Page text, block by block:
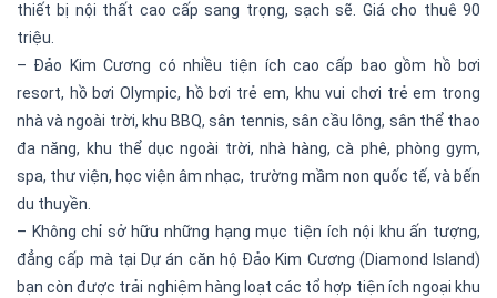
thiết bị nội thất cao cấp sang trọng, sạch sẽ. Giá cho thuê 90
triệu.
– Đảo Kim Cương có nhiều tiện ích cao cấp bao gồm hồ bơi
resort, hồ bơi Olympic, hồ bơi trẻ em, khu vui chơi trẻ em trong
nhà và ngoài trời, khu BBQ, sân tennis, sân cầu lông, sân thể thao
đa năng, khu thể dục ngoài trời, nhà hàng, cà phê, phòng gym,
spa, thư viện, học viện âm nhạc, trường mầm non quốc tế, và bến
du thuyền.
– Không chỉ sở hữu những hạng mục tiện ích nội khu ấn tượng,
đẳng cấp mà tại Dự án căn hộ Đảo Kim Cương (Diamond Island)
bạn còn được trải nghiệm hàng loạt các tổ hợp tiện ích ngoại khu